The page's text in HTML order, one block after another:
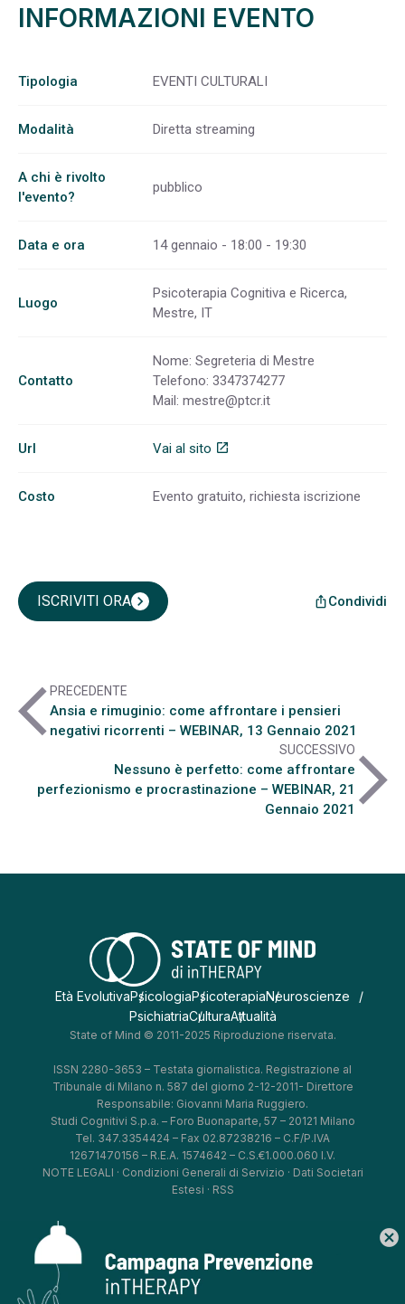
INFORMAZIONI EVENTO
Tipologia EVENTI CULTURALI
Modalità Diretta streaming
A chi è rivolto
l'evento?
pubblico
Data e ora 14 gennaio - 18:00 - 19:30
Luogo
Psicoterapia Cognitiva e Ricerca,
Mestre, IT
Contatto
Nome: Segreteria di Mestre
Telefono: 3347374277
Mail: mestre@ptcr.it
Url Vai al sito open_in_new
Costo Evento gratuito, richiesta iscrizione
ISCRIVITI ORAchevron_right ios_shareCondividi
arrow_back_iosPRECEDENTE
Ansia e rimuginio: come affrontare i pensieri
negativi ricorrenti – WEBINAR, 13 Gennaio 2021
SUCCESSIVO
Nessuno è perfetto: come affrontare
perfezionismo e procrastinazione – WEBINAR, 21
Gennaio 2021arrow_forward_ios
Età EvolutivaPsicologiaPsicoterapiaNeuroscienze
PsichiatriaCulturaAttualità
State of Mind © 2011-2025 Riproduzione riservata.
ISSN 2280-3653 – Testata giornalistica. Registrazione al
Tribunale di Milano n. 587 del giorno 2-12-2011- Direttore
Responsabile: Giovanni Maria Ruggiero.
Studi Cognitivi S.p.a. – Foro Buonaparte, 57 – 20121 Milano
Tel. 347.3354424 – Fax 02.87238216 – C.F/P.IVA
12671470156 – R.E.A. 1574642 – C.S.€1.000.060 I.V.
NOTE LEGALI · Condizioni Generali di Servizio · Dati Societari
Estesi · RSS
Aggiorna le tue preferenze–
** **
cancel